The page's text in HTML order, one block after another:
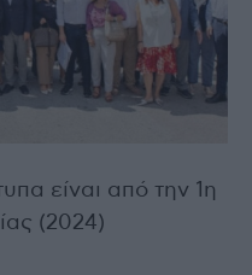
είναι από την 1η
(2024)